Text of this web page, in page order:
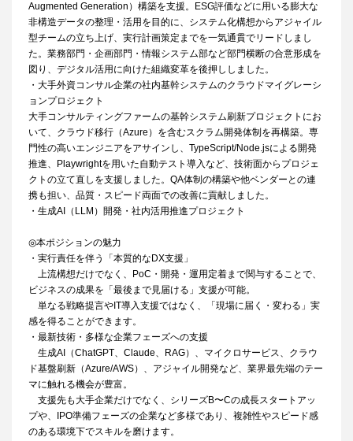
Augmented Generation）構築を支援。ESG評価などに用いる膨大な
非構造データの整理・活用を目的に、システム化構想からアジャイル
型チームの立ち上げ、実行計画策定までを一気通貫でリードしまし
た。業務部門・企画部門・情報システム部など部門横断の合意形成を
図り、デジタル活用に向けた組織変革を後押ししました。
・大手外資コンサル企業の社内基幹システムのクラウドマイグレーシ
ョンプロジェクト
大手コンサルティングファームの基幹システム刷新プロジェクトにお
いて、クラウド移行（Azure）を含むスクラム開発体制を再構築。専
門性の高いエンジニアをアサインし、TypeScript/Node.jsによる開発
推進、Playwrightを用いた自動テスト導入など、技術面からプロジェ
クトの立て直しを支援しました。QA体制の構築や他ベンダーとの連
携も担い、品質・スピード両面での改善に貢献しました。
・生成AI（LLM）開発・社内活用推進プロジェクト
◎本ポジションの魅力
・実行責任を伴う「本質的なDX支援」
上流構想だけでなく、PoC・開発・運用定着まで関与することで、
ビジネスの成果を「最後まで見届ける」支援が可能。
単なる戦略提言やIT導入支援ではなく、「現場に届く・変わる」実
感を得ることができます。
・最新技術・多様な企業フェーズへの支援
生成AI（ChatGPT、Claude、RAG）、マイクロサービス、クラウ
ド基盤刷新（Azure/AWS）、アジャイル開発など、業界最先端のテー
マに触れる機会が豊富。
支援先も大手企業だけでなく、シリーズB〜Cの成長スタートアッ
プや、IPO準備フェーズの企業など多様であり、複雑性やスピード感
のある環境下でスキルを磨けます。